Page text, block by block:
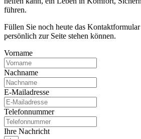
führen.
Füllen Sie noch heute das
persönlich zur Seite stehen können.
Vorname
Nachname
E-Mailadresse
Telefonnummer
Ihre Nachricht